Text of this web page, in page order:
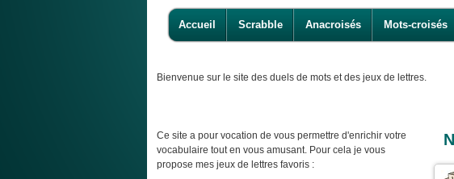
Accueil Scrabble Anacroisés Mots-croisés
Bienvenue sur le site des duels de mots et des jeux de lettres.
Ce site a pour vocation de vous permettre d'enrichir votre
vocabulaire tout en vous amusant. Pour cela je vous
propose mes jeux de lettres favoris :